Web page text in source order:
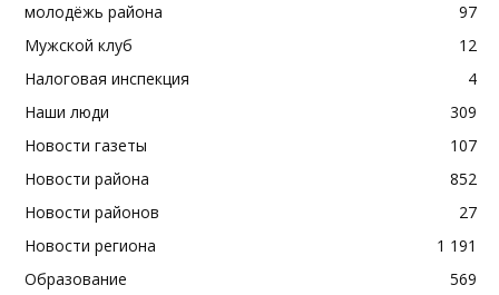
молодёжь района
97
Мужской клуб
12
Налоговая инспекция
4
Наши люди
309
Новости газеты
107
Новости района
852
Новости районов
27
Новости региона
1 191
Образование
569